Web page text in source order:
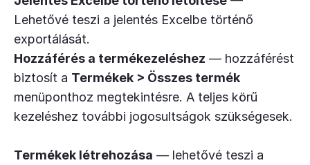
Lehetővé teszi a jelentés Excelbe történő
exportálását.
Hozzáférés a termékezeléshez — hozzáférést
biztosít a Termékek > Összes termék
menüponthoz megtekintésre. A teljes körű
kezeléshez további jogosultságok szükségesek.
Termékek létrehozása — lehetővé teszi a